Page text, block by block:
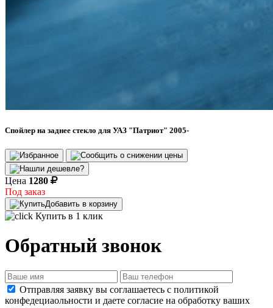
Спойлер на заднее стекло для УАЗ "Патриот" 2005-
Цена 1280
Под заказ
Добавить в корзину
Купить в 1 клик
Обратный звонок
Отправляя заявку вы соглашаетесь с политикой
конфедециаольности и даете согласие на обработку ваших